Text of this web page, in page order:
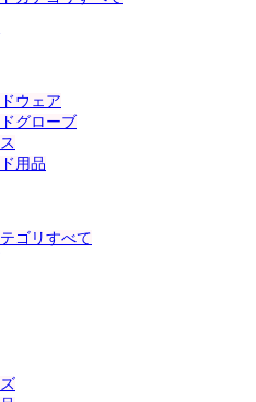
ウェア
グローブ
用品
ゴリすべて